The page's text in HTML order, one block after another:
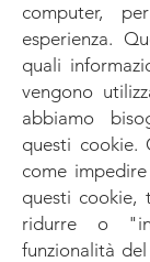
computer,
esperienza.
quali
vengono
abbiamo
questi cookie.
come
questi cookie,
ridurre o
funzionalità